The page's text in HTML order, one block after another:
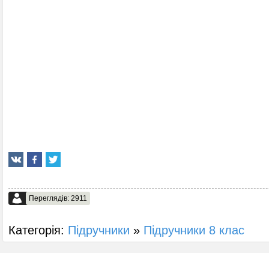
Переглядів: 2911
Категорія: Підручники » Підручники 8 клас